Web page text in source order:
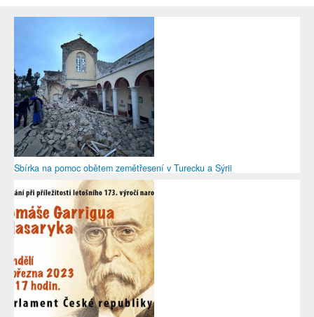
Sbírka na pomoc obětem zemětřesení v Turecku a Sýrii